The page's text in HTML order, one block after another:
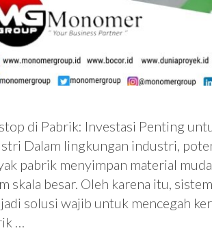
di Pabrik: Investasi Penting
Dalam lingkungan industri,
pabrik menyimpan material
skala besar. Oleh karena itu,
solusi wajib untuk mencegah
…